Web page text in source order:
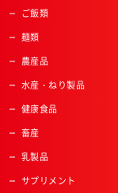
ご飯類
麺類
農産品
水産・ねり製品
健康食品
畜産
乳製品
サプリメント